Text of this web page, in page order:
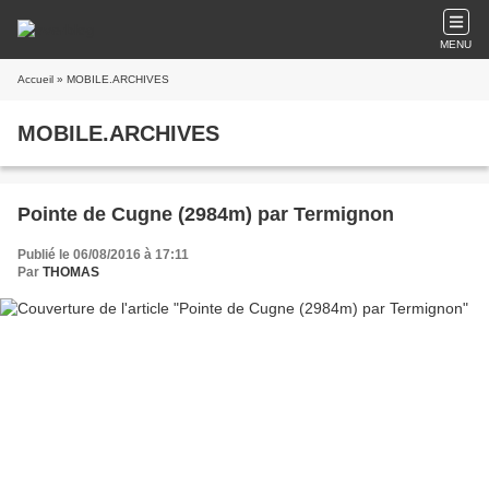
MENU
Accueil » MOBILE.ARCHIVES
MOBILE.ARCHIVES
Pointe de Cugne (2984m) par Termignon
Publié le 06/08/2016 à 17:11
Par THOMAS